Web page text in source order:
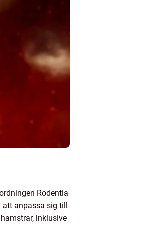
Rodentia
att anpassa sig till
inklusive